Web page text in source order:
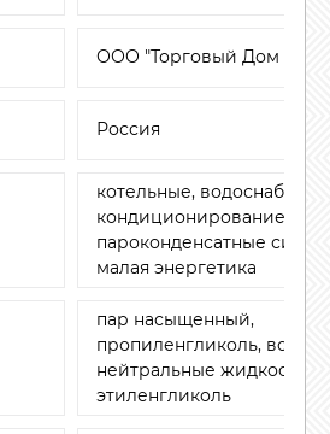
ООО "Торговый Дом АДЛ"
Россия
котельные,
кондиционирование и
пароконденсатные
малая энергетика
пар насыщенный,
пропиленгликоль, воздух,
нейтральные жидкости,
этиленгликоль